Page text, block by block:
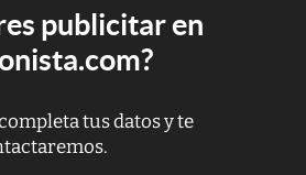
publicitar en
tus datos y te